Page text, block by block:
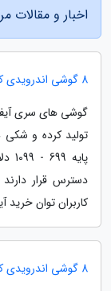
اخبار و مقالات
8 گوشی اندرویدی که می توانند بهترین جایگزین آیفون 12 باشند
دسترس قرار
کاربران توان خرید
8 گوشی اندرویدی که می توانند بهترین جایگزین آیفون 12 باشند